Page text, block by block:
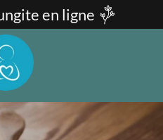
en ligne